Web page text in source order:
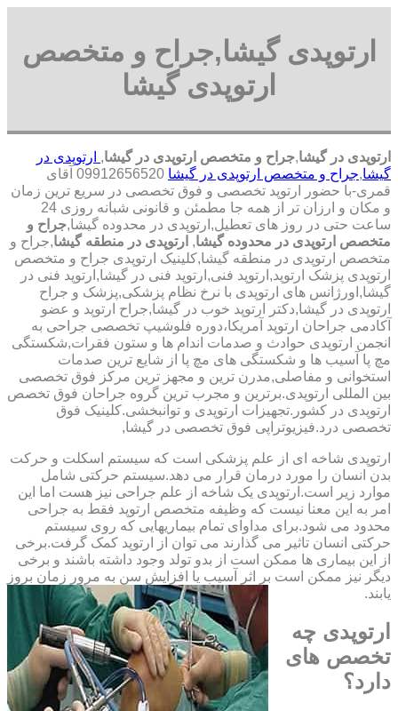
ارتوپدی گیشا,جراح و متخصص
ارتوپدی گیشا
ارتوپدی در گیشا,جراح و متخصص ارتوپدی در گیشا, ارتوپدی در
گیشا,جراح و متخصص ارتوپدی در گیشا
09912656520 آقای
قمری-با حضور ارتوپد تخصصی و فوق تخصصی در سریع ترین زمان
و مکان و ارزان تر از همه جا مطمئن و قانونی شبانه روزی 24
ساعت حتی در روز های تعطیل,ارتوپدی در محدوده گیشا,جراح و
متخصص ارتوپدی در محدوده گیشا, ارتوپدی در منطقه گیشا,جراح و
متخصص ارتوپدی در منطقه گیشا,کلینیک ارتوپدی جراح و متخصص
ارتوپدی پزشک ارتوپد,ارتوپد فنی,ارتوپد فنی در گیشا,ارتوپد فنی در
گیشا,اورژانس های ارتوپدی با نرخ نظام پزشکی,پزشک و جراح
ارتوپدی در گیشا,دکتر ارتوپد خوب در گیشا,جراح ارتوپد و عضو
آکادمی جراحان ارتوپد آمریکا،دوره فلوشیپ تخصصی جراحی به
انجمن ارتوپدی حوادث و صدمات اندام ها و ستون فقرات,شکستگی
مچ پا آسیب ها و شکستگی های مچ پا از شایع ترین صدمات
استخوانی و مفاصلی,مدرن ترین و مجهز ترین مرکز فوق تخصصی
بین المللی ارتوپدی.برترین ‏و ‏مجرب ‏ترین ‏گروه ‏جراحان ‏فوق ‏تخصص
‏ارتوپدی ‏در ‏کشور.تجهیزات ارتوپدی و توانبخشی.کلینیک فوق
تخصصی درد.فیزیوتراپی فوق تخصصی در گیشا,
ارتوپدی شاخه ای از علم پزشکی است که سیستم اسکلت و حرکت
بدن انسان را مورد درمان قرار می دهد.سیستم حرکتی شامل
موارد زیر است.ارتوپدی یک شاخه از علم جراحی نیز هست اما این
امر به این معنا نیست که وظیفه متخصص ارتوپد فقط به جراحی
محدود می شود.برای مداوای تمام بیماریهایی که روی سیستم
حرکتی انسان تاثیر می گذارند می توان از ارتوپد کمک گرفت.برخی
از این بیماری ها ممکن است از بدو تولد وجود داشته باشند و برخی
دیگر نیز ممکن است بر اثر آسیب یا افزایش سن به مرور زمان بروز
یابند.
ارتوپدی چه
تخصص های
دارد؟